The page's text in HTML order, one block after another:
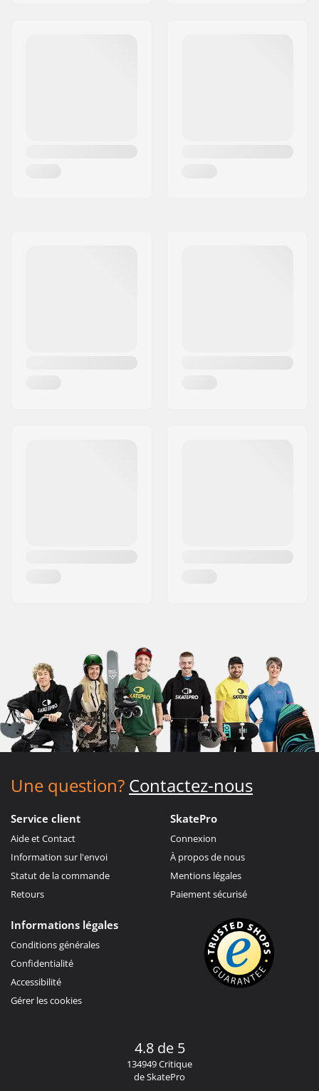
Une question? Contactez-nous
Service client
Aide et Contact
Information sur l'envoi
Statut de la commande
Retours
SkatePro
Connexion
À propos de nous
Mentions légales
Paiement sécurisé
Informations légales
Conditions générales
Confidentialité
Accessibilité
Gérer les cookies
4.8 de 5
134949 Critique
de SkatePro